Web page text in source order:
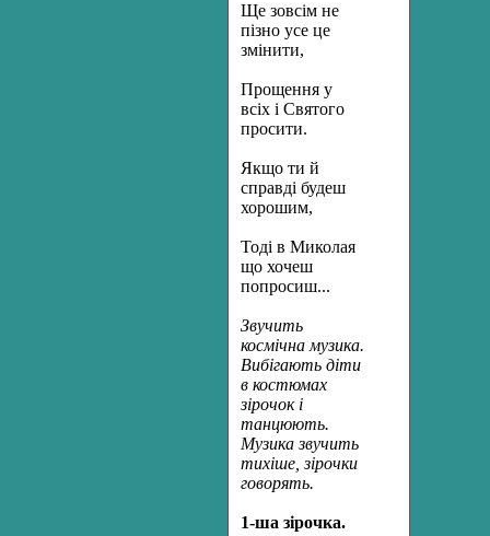
Ще зовсім не
пізно усе це
змінити,
Прощення у
всіх і Святого
просити.
Якщо ти й
справді будеш
хорошим,
Тоді в Миколая
що хочеш
попросиш...
Звучить
космічна музика.
Вибігають діти
в костюмах
зірочок і
танцюють.
Музика звучить
тихіше, зірочки
говорять.
1-ша зірочка.